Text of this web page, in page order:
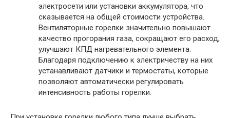
электросети или установки аккумулятора, что
сказывается на общей стоимости устройства.
Вентиляторные горелки значительно повышают
качество прогорания газа, сокращают его расход,
улучшают КПД нагревательного элемента.
Благодаря подключению к электричеству на них
устанавливают датчики и термостаты, которые
позволяют автоматически регулировать
интенсивность работы горелки.